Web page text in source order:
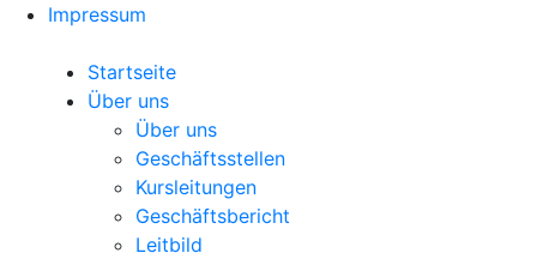
Impressum
Startseite
Über uns
Über uns
Geschäftsstellen
Kursleitungen
Geschäftsbericht
Leitbild